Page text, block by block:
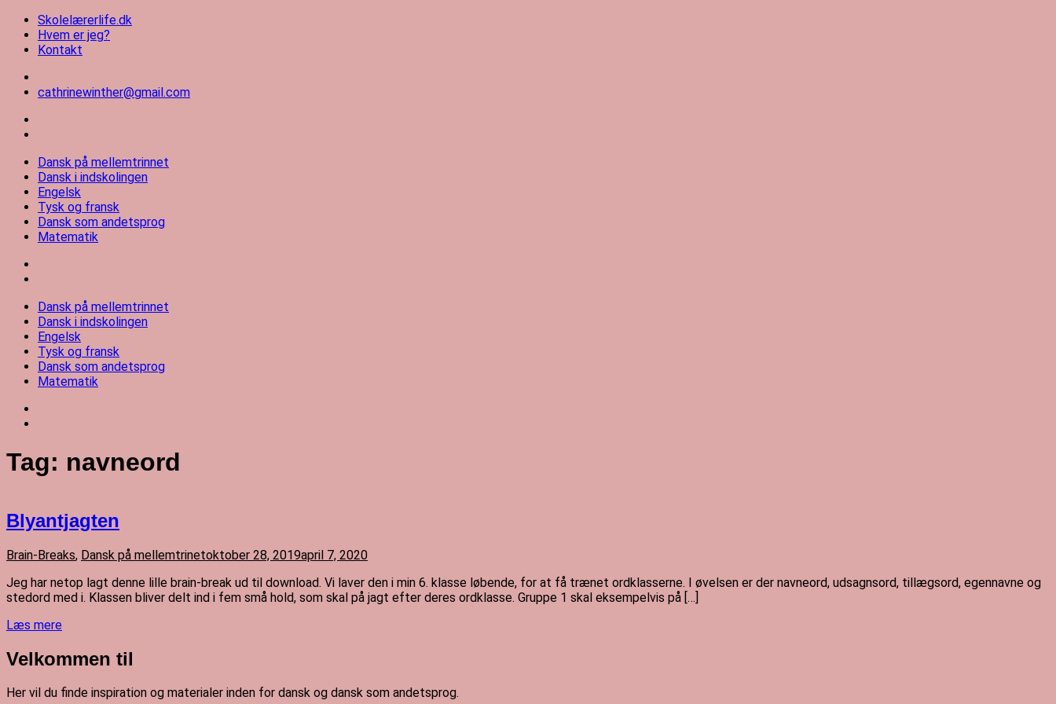
Videre
indhold
Skolelærerlife.dk
Hvem er jeg?
Kontakt
cathrinewinther@gmail.com
Skolelærerlife
Dansk på mellemtrinnet
Dansk i indskolingen
Engelsk
Tysk og fransk
Dansk som andetsprog
Matematik
Dansk på mellemtrinnet
Dansk i indskolingen
Engelsk
Tysk og fransk
Dansk som andetsprog
Matematik
Tag: navneord
Blyantjagten
Brain-Breaks, Dansk på mellemtrinetoktober 28, 2019april 7, 2020
Jeg har netop lagt denne lille brain-break ud til download. Vi laver den i min 6. klasse løbende, for at få trænet ordklasserne. I øvelsen er der navneord, udsagnsord, tillægsord, egennavne og
stedord med i. Klassen bliver delt ind i fem små hold, som skal på jagt efter deres ordklasse. Gruppe 1 skal eksempelvis på […]
Læs mere
Velkommen til
Her vil du finde inspiration og materialer inden for dansk og dansk som andetsprog.